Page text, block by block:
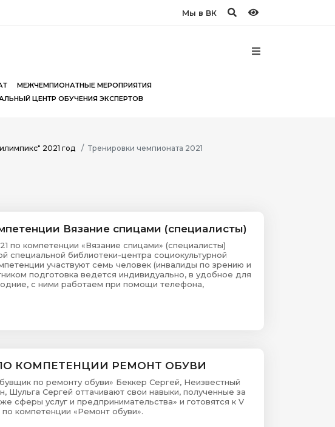
Мы в ВК
МЕЖЧЕМПИОНАТНЫЕ МЕРОПРИЯТИЯ
ЦЕНТР ОБУЧЕНИЯ ЭКСПЕРТОВ
2021 год Тренировки чемпионата 2021
Вязание спицами (специалисты)
по компетенции «Вязание спицами» (специалисты)
специальной библиотеки-центра социокультурной
участвуют семь человек (инвалиды по зрению и
подготовка ведется индивидуально, в удобное для
с ними работаем при помощи телефона,
КОМПЕТЕНЦИИ РЕМОНТ ОБУВИ
по ремонту обуви» Беккер Сергей, Неизвестный
Сергей оттачивают свои навыки, полученные за
сферы услуг и предпринимательства» и готовятся к V
компетенции «Ремонт обуви».